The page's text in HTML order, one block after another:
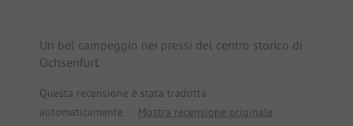
Un bel campeggio nei pressi del centro storico di
Ochsenfurt.
Questa recensione è stata tradotta
automaticamente.
Mostra recensione originale